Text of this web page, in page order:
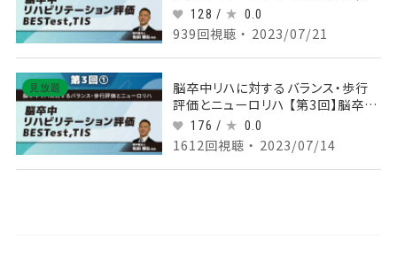
リハビリテーション評価
BESTest,TIS Part②Mini
BESTestの評価2とTIS評価
128 / 0.0
939回視聴 ・ 2023/07/21
見放題
脳卒中リハに対するバランス・歩行
評価とニューロリハ 【第3回】脳卒中
リハビリテーション評価
BESTest,TIS Part①Mini
BESTestの評価1
176 / 0.0
1612回視聴 ・ 2023/07/14